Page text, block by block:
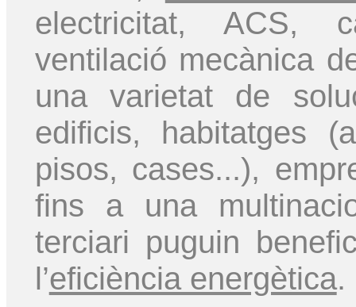
electricitat, ACS,
ventilació mecànica
una varietat de
edificis, habitatges
pisos, cases...),
fins a una
terciari puguin
l’eficiència energètica.